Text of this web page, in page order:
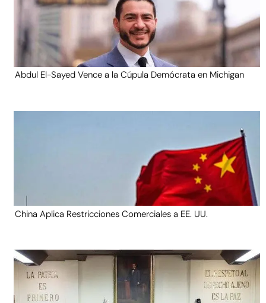
Abdul El-Sayed Vence a la Cúpula Demócrata en Michigan
China Aplica Restricciones Comerciales a EE. UU.